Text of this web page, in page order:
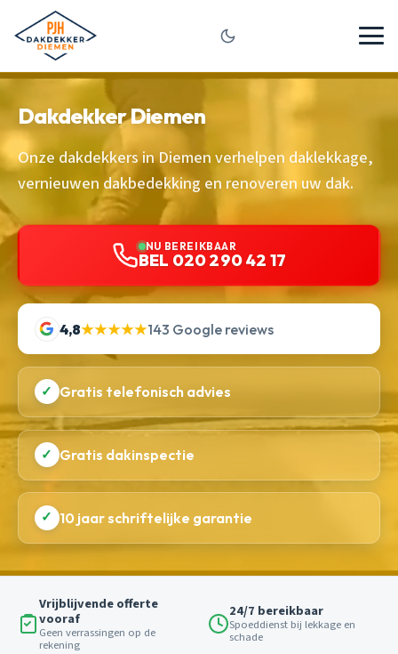
Dakdekker Diemen
Onze dakdekkers in Diemen verhelpen daklekkage,
vernieuwen dakbedekking en renoveren uw dak.
NU BEREIKBAAR
BEL 020 290 42 17
4,8★★★★★143 Google reviews
✓ Gratis telefonisch advies
✓ Gratis dakinspectie
✓ 10 jaar schriftelijke garantie
Vrijblijvende offerte
vooraf
Geen verrassingen op de
rekening
24/7 bereikbaar
Spoeddienst bij lekkage en
schade